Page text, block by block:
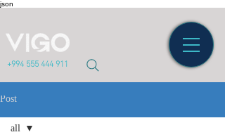
json
+994 555 444 911
Post
all